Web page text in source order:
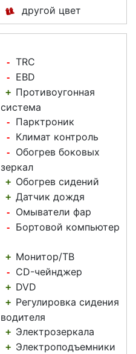
другой цвет
- TRC
- EBD
+ Противоугонная
система
- Парктроник
- Климат контроль
-
Обогрев боковых
зеркал
+ Обогрев сидений
+ Датчик дождя
- Омыватели фар
- Бортовой компьютер
+ Монитор/ТВ
- CD-чейнджер
+ DVD
+ Регулировка сидения
водителя
+ Электрозеркала
+ Электроподъемники